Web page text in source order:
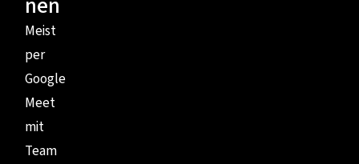
Meist
per
Google
Meet
mit
Team